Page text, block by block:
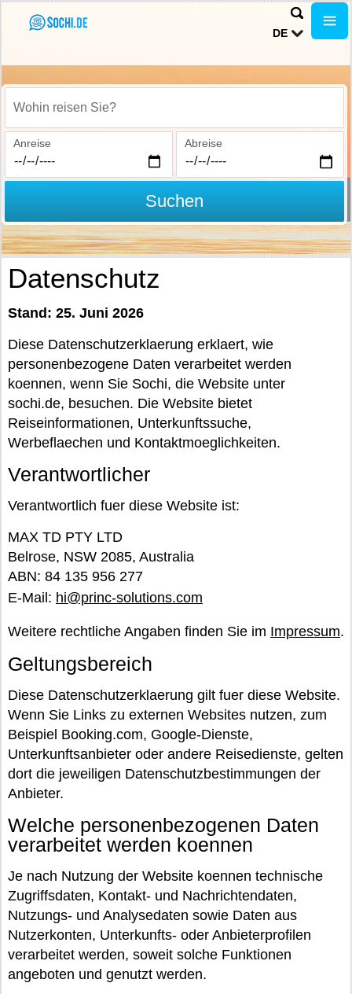
DE
Wohin reisen Sie?
Anreise Abreise
Suchen
Datenschutz
Stand: 25. Juni 2026
Diese Datenschutzerklaerung erklaert, wie
personenbezogene Daten verarbeitet werden
koennen, wenn Sie Sochi, die Website unter
sochi.de, besuchen. Die Website bietet
Reiseinformationen, Unterkunftssuche,
Werbeflaechen und Kontaktmoeglichkeiten.
Verantwortlicher
Verantwortlich fuer diese Website ist:
MAX TD PTY LTD
Belrose, NSW 2085, Australia
ABN: 84 135 956 277
E-Mail: hi@princ-solutions.com
Weitere rechtliche Angaben finden Sie im Impressum.
Geltungsbereich
Diese Datenschutzerklaerung gilt fuer diese Website.
Wenn Sie Links zu externen Websites nutzen, zum
Beispiel Booking.com, Google-Dienste,
Unterkunftsanbieter oder andere Reisedienste, gelten
dort die jeweiligen Datenschutzbestimmungen der
Anbieter.
Welche personenbezogenen Daten
verarbeitet werden koennen
Je nach Nutzung der Website koennen technische
Zugriffsdaten, Kontakt- und Nachrichtendaten,
Nutzungs- und Analysedaten sowie Daten aus
Nutzerkonten, Unterkunfts- oder Anbieterprofilen
verarbeitet werden, soweit solche Funktionen
angeboten und genutzt werden.